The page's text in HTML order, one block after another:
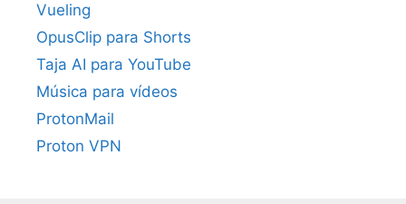
Vueling
OpusClip para Shorts
Taja AI para YouTube
Música para vídeos
ProtonMail
Proton VPN